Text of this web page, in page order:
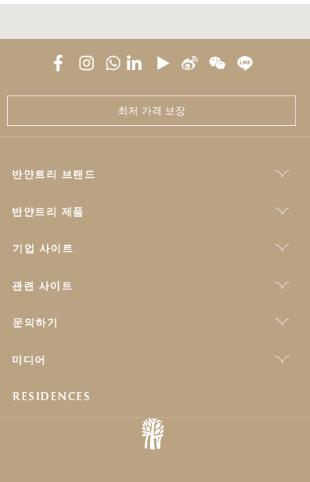
최저 가격 보장
반얀트리 브랜드
반얀트리 제품
기업 사이트
관련 사이트
문의하기
미디어
RESIDENCES